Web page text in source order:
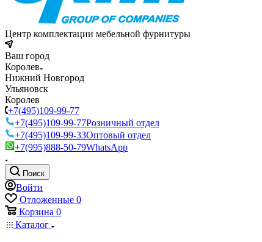
Центр комплектации мебельной фурнитуры
Ваш город
Королев
Нижний Новгород
Ульяновск
Королев
+7(495)109-99-77
+7(495)109-99-77Розничный отдел
+7(495)109-99-33Оптовый отдел
+7(995)888-50-79WhatsApp
Поиск
Войти
Отложенные 0
Корзина 0
Каталог